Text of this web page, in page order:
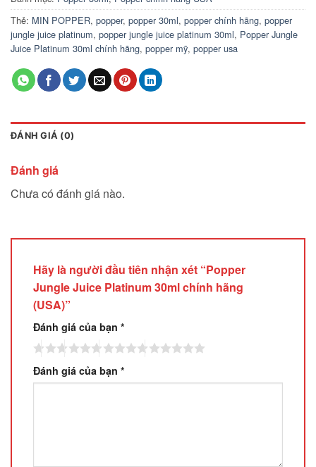
Thẻ: MIN POPPER, popper, popper 30ml, popper chính hãng, popper
jungle juice platinum, popper jungle juice platinum 30ml, Popper Jungle
Juice Platinum 30ml chính hãng, popper mỹ, popper usa
ĐÁNH GIÁ (0)
Đánh giá
Chưa có đánh giá nào.
Hãy là người đầu tiên nhận xét “Popper
Jungle Juice Platinum 30ml chính hãng
(USA)”
Đánh giá của bạn *
Đánh giá của bạn *